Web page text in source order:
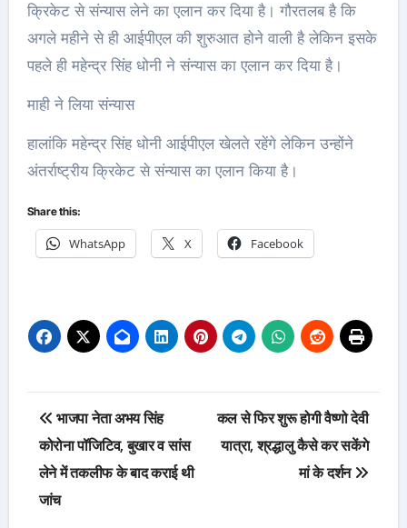
क्रिकेट से संन्यास लेने का एलान कर दिया है। गौरतलब है कि
अगले महीने से ही आईपीएल की शुरुआत होने वाली है लेकिन इसके
पहले ही महेन्द्र सिंह धोनी ने संन्यास का एलान कर दिया है।
माही ने लिया संन्यास
हालांकि महेन्द्र सिंह धोनी आईपीएल खेलते रहेंगे लेकिन उन्होंने
अंतर्राष्ट्रीय क्रिकेट से संन्यास का एलान किया है।
Share this:
WhatsApp X Facebook
Post
navigation
भाजपा नेता अभय सिंह
कोरोना पॉजिटिव, बुखार व सांस
लेने में तकलीफ के बाद कराई थी
जांच
कल से फिर शुरू होगी वैष्णो देवी
यात्रा, श्रद्धालु कैसे कर सकेंगे
मां के दर्शन